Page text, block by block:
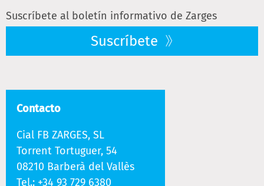
Suscríbete al boletín informativo de Zarges
Suscríbete
Contacto
Cial FB ZARGES, SL
Torrent Tortuguer, 54
08210 Barberà del Vallès
Tel.: +34 93 729 6380